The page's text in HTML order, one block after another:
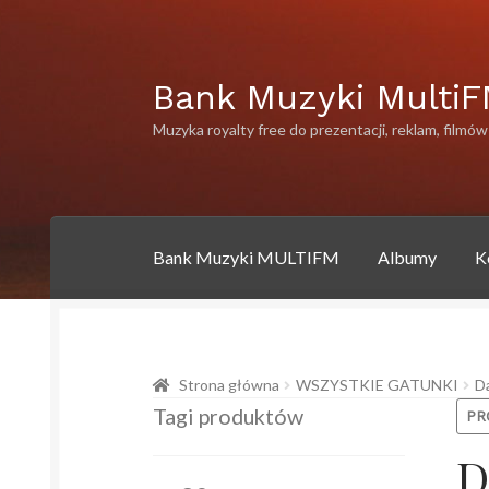
Przejdź
do
nawigacji
Przejdź
do
treści
Bank Muzyki
Muzyka royalty free do prezentacji, reklam, filmów
Bank Muzyki MULTIFM Albumy
Polityka prywatnościPolityka prywatności
Strona główna WSZYSTKIE GATUNKI
Tagi produktów